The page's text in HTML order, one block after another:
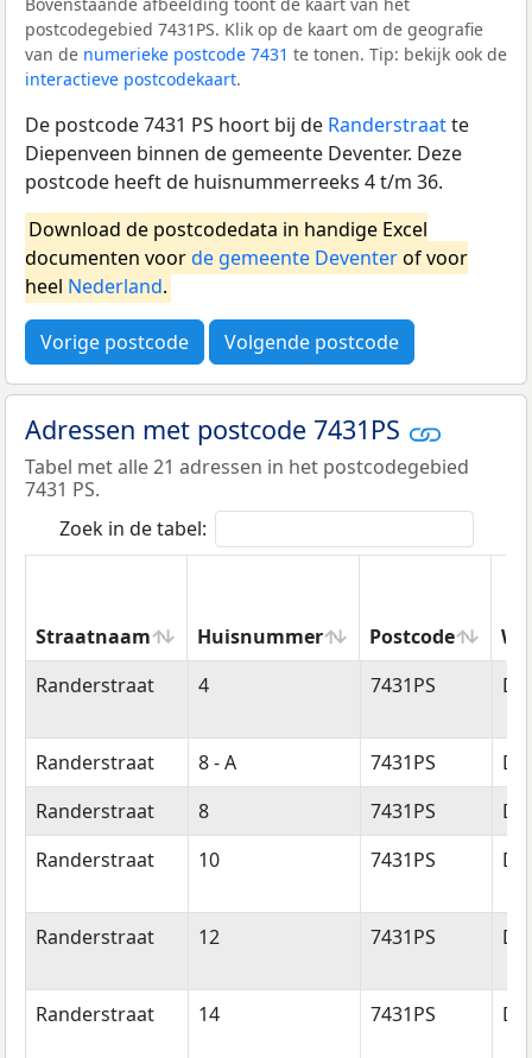
Bovenstaande afbeelding toont de kaart van het
postcodegebied 7431PS. Klik op de kaart om de geografie
van de numerieke postcode 7431 te tonen. Tip: bekijk ook de
interactieve postcodekaart.
De postcode 7431 PS hoort bij de Randerstraatte
Diepenveen binnen de gemeente Deventer. Deze
postcode heeft de huisnummerreeks 4 t/m 36.
Download de postcodedata in handige Excel
documenten voorde gemeente Deventerof voor
heel Nederland.
Vorige postcode Volgende postcode
Adressen met postcode 7431PS
Tabel met alle 21 adressen in het postcodegebied
7431 PS.
Zoek in de tabel:
Straatnaam Huisnummer Postcode
Straatnaam
Huisnummer Postcode
Randerstraat 4 7431PS
Randerstraat 8 - A 7431PS
Randerstraat
8 7431PS
Randerstraat
10 7431PS
Randerstraat 12 7431PS
Randerstraat 14 7431PS